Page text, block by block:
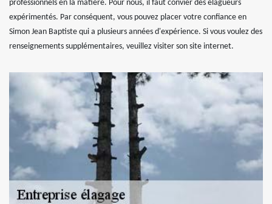
professionnels en la matière. Pour nous, il faut convier des élagueurs
expérimentés. Par conséquent, vous pouvez placer votre confiance en
Simon Jean Baptiste qui a plusieurs années d'expérience. Si vous voulez des
renseignements supplémentaires, veuillez visiter son site internet.